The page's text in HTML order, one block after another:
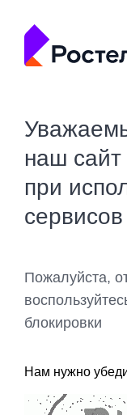
наш сайт
при
сервисов
Пожалуйста,
блокировки
Нам нужно